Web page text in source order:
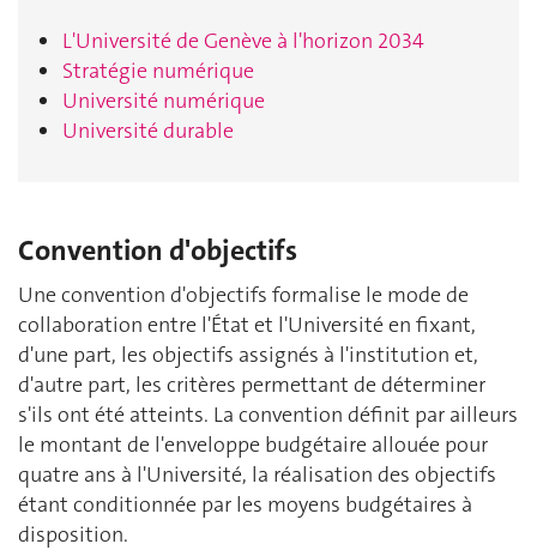
L'Université de Genève à l'horizon 2034
Stratégie numérique
Université numérique
Université durable
Convention d'objectifs
Une convention d'objectifs formalise le mode de
collaboration entre l'État et l'Université en fixant,
d'une part, les objectifs assignés à l'institution et,
d'autre part, les critères permettant de déterminer
s'ils ont été atteints. La convention définit par ailleurs
le montant de l'enveloppe budgétaire allouée pour
quatre ans à l'Université, la réalisation des objectifs
étant conditionnée par les moyens budgétaires à
disposition.